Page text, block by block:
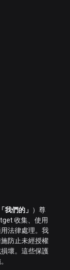
我們的」 ）尊
收集、使用
法律處理。我
防止未經授權
壞。這些保護